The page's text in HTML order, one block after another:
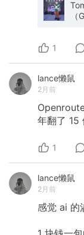
1
lance懒鼠
2月前
年翻了 15
1
lance懒鼠
2月前
感觉 ai 的